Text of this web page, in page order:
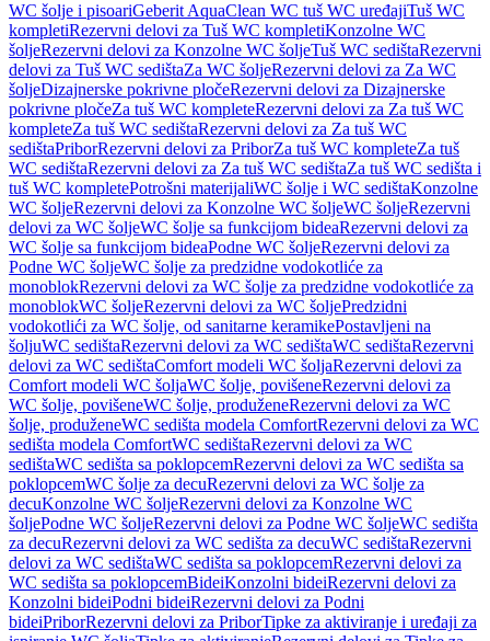
WC šolje i pisoariGeberit AquaClean WC tuš WC uređajiTuš WC
kompletiRezervni delovi za Tuš WC kompletiKonzolne WC
šoljeRezervni delovi za Konzolne WC šoljeTuš WC sedištaRezervni
delovi za Tuš WC sedištaZa WC šoljeRezervni delovi za Za WC
šoljeDizajnerske pokrivne pločeRezervni delovi za Dizajnerske
pokrivne pločeZa tuš WC kompleteRezervni delovi za Za tuš WC
kompleteZa tuš WC sedištaRezervni delovi za Za tuš WC
sedištaPriborRezervni delovi za PriborZa tuš WC kompleteZa tuš
WC sedištaRezervni delovi za Za tuš WC sedištaZa tuš WC sedišta i
tuš WC kompletePotrošni materijaliWC šolje i WC sedištaKonzolne
WC šoljeRezervni delovi za Konzolne WC šoljeWC šoljeRezervni
delovi za WC šoljeWC šolje sa funkcijom bideaRezervni delovi za
WC šolje sa funkcijom bideaPodne WC šoljeRezervni delovi za
Podne WC šoljeWC šolje za predzidne vodokotliće za
monoblokRezervni delovi za WC šolje za predzidne vodokotliće za
monoblokWC šoljeRezervni delovi za WC šoljePredzidni
vodokotlići za WC šolje, od sanitarne keramikePostavljeni na
šoljuWC sedištaRezervni delovi za WC sedištaWC sedištaRezervni
delovi za WC sedištaComfort modeli WC šoljaRezervni delovi za
Comfort modeli WC šoljaWC šolje, povišeneRezervni delovi za
WC šolje, povišeneWC šolje, produženeRezervni delovi za WC
šolje, produženeWC sedišta modela ComfortRezervni delovi za WC
sedišta modela ComfortWC sedištaRezervni delovi za WC
sedištaWC sedišta sa poklopcemRezervni delovi za WC sedišta sa
poklopcemWC šolje za decuRezervni delovi za WC šolje za
decuKonzolne WC šoljeRezervni delovi za Konzolne WC
šoljePodne WC šoljeRezervni delovi za Podne WC šoljeWC sedišta
za decuRezervni delovi za WC sedišta za decuWC sedištaRezervni
delovi za WC sedištaWC sedišta sa poklopcemRezervni delovi za
WC sedišta sa poklopcemBideiKonzolni bideiRezervni delovi za
Konzolni bideiPodni bideiRezervni delovi za Podni
bideiPriborRezervni delovi za PriborTipke za aktiviranje i uređaji za